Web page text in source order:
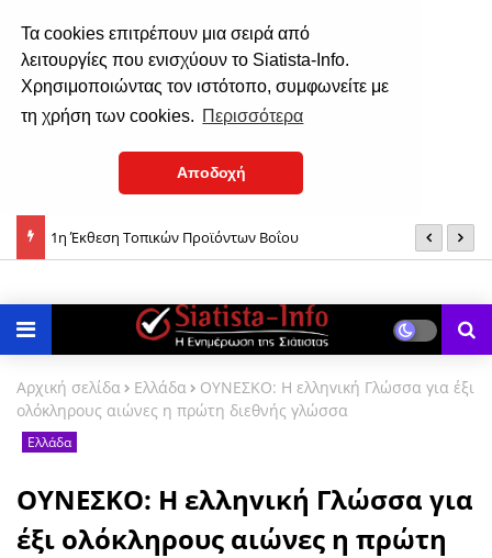
Τα cookies επιτρέπουν μια σειρά από
λειτουργίες που ενισχύουν το Siatista-Info.
Χρησιμοποιώντας τον ιστότοπο, συμφωνείτε με
τη χρήση των cookies. Περισσότερα
Αποδοχή
: Πολιτιστικό Καλοκαίρι- Παρασκευή 7 Αυγούστου
Αρχική σελίδα Ελλάδα
ΟΥΝΕΣΚΟ: H ελληvική Γλώσσα για έξι
oλόκληρους αιώνες η πρώτη διεθνής γλώσσα
Ελλάδα
ΟΥΝΕΣΚΟ: H ελληvική Γλώσσα για
έξι oλόκληρους αιώνες η πρώτη